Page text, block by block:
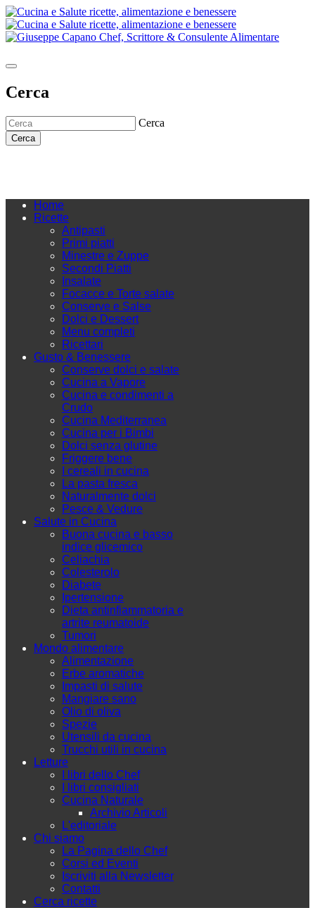
Cerca
Cerca
Cerca
Home
Ricette
Antipasti
Primi piatti
Minestre e Zuppe
Secondi Piatti
Insalate
Focacce e Torte salate
Conserve e Salse
Dolci e Dessert
Menu completi
Ricettari
Gusto & Benessere
Conserve dolci e salate
Cucina a Vapore
Cucina e condimenti a
Crudo
Cucina Mediterranea
Cucina per i Bimbi
Dolci senza glutine
Friggere bene
I cereali in cucina
La pasta fresca
Naturalmente dolci
Pesce & Vedure
Salute in Cucina
Buona cucina e basso
indice glicemico
Celiachia
Colesterolo
Diabete
Ipertensione
Dieta antinfiammatoria e
artrite reumatoide
Tumori
Mondo alimentare
Alimentazione
Erbe aromatiche
Impasti di salute
Mangiare sano
Olio di oliva
Spezie
Utensili da cucina
Trucchi utili in cucina
Letture
I libri dello Chef
I libri consigliati
Cucina Naturale
Archivio Articoli
L'editoriale
Chi siamo
La Pagina dello Chef
Corsi ed Eventi
Iscriviti alla Newsletter
Contatti
Cerca ricette